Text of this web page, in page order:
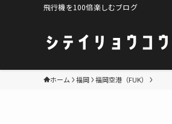
飛行機を100倍楽しむブログ
ホーム 福岡 福岡空港（FUK）